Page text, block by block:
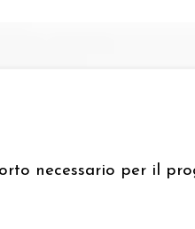
necessario per il